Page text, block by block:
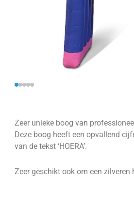
Zeer unieke boog van
Deze boog heeft een opvallend
van de tekst ‘HOERA’.
Zeer geschikt ook om een zilveren